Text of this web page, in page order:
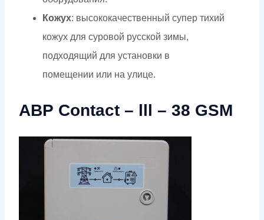
Кожух: высококачественный супер тихий
кожух для суровой русской зимы,
подходящий для установки в
помещении или на улице.
АВР Contact – lll – 38 GSM